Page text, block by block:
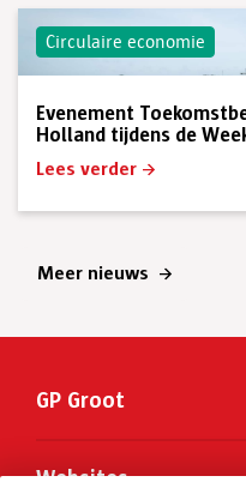
Circulaire economie
Evenement
Holland tijdens de
Lees verder
Meer nieuws
GP Groot
Websites